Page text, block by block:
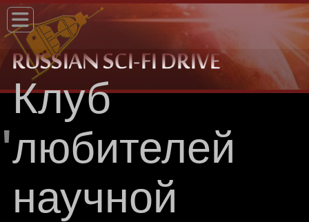
Клуб
любителей
научной